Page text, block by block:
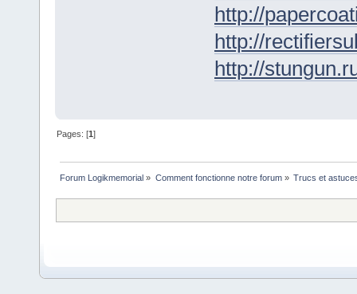
http://
http://
http://
Pages: [1]
Forum Logikmemorial » Comment fonctionne notre forum» Trucs et